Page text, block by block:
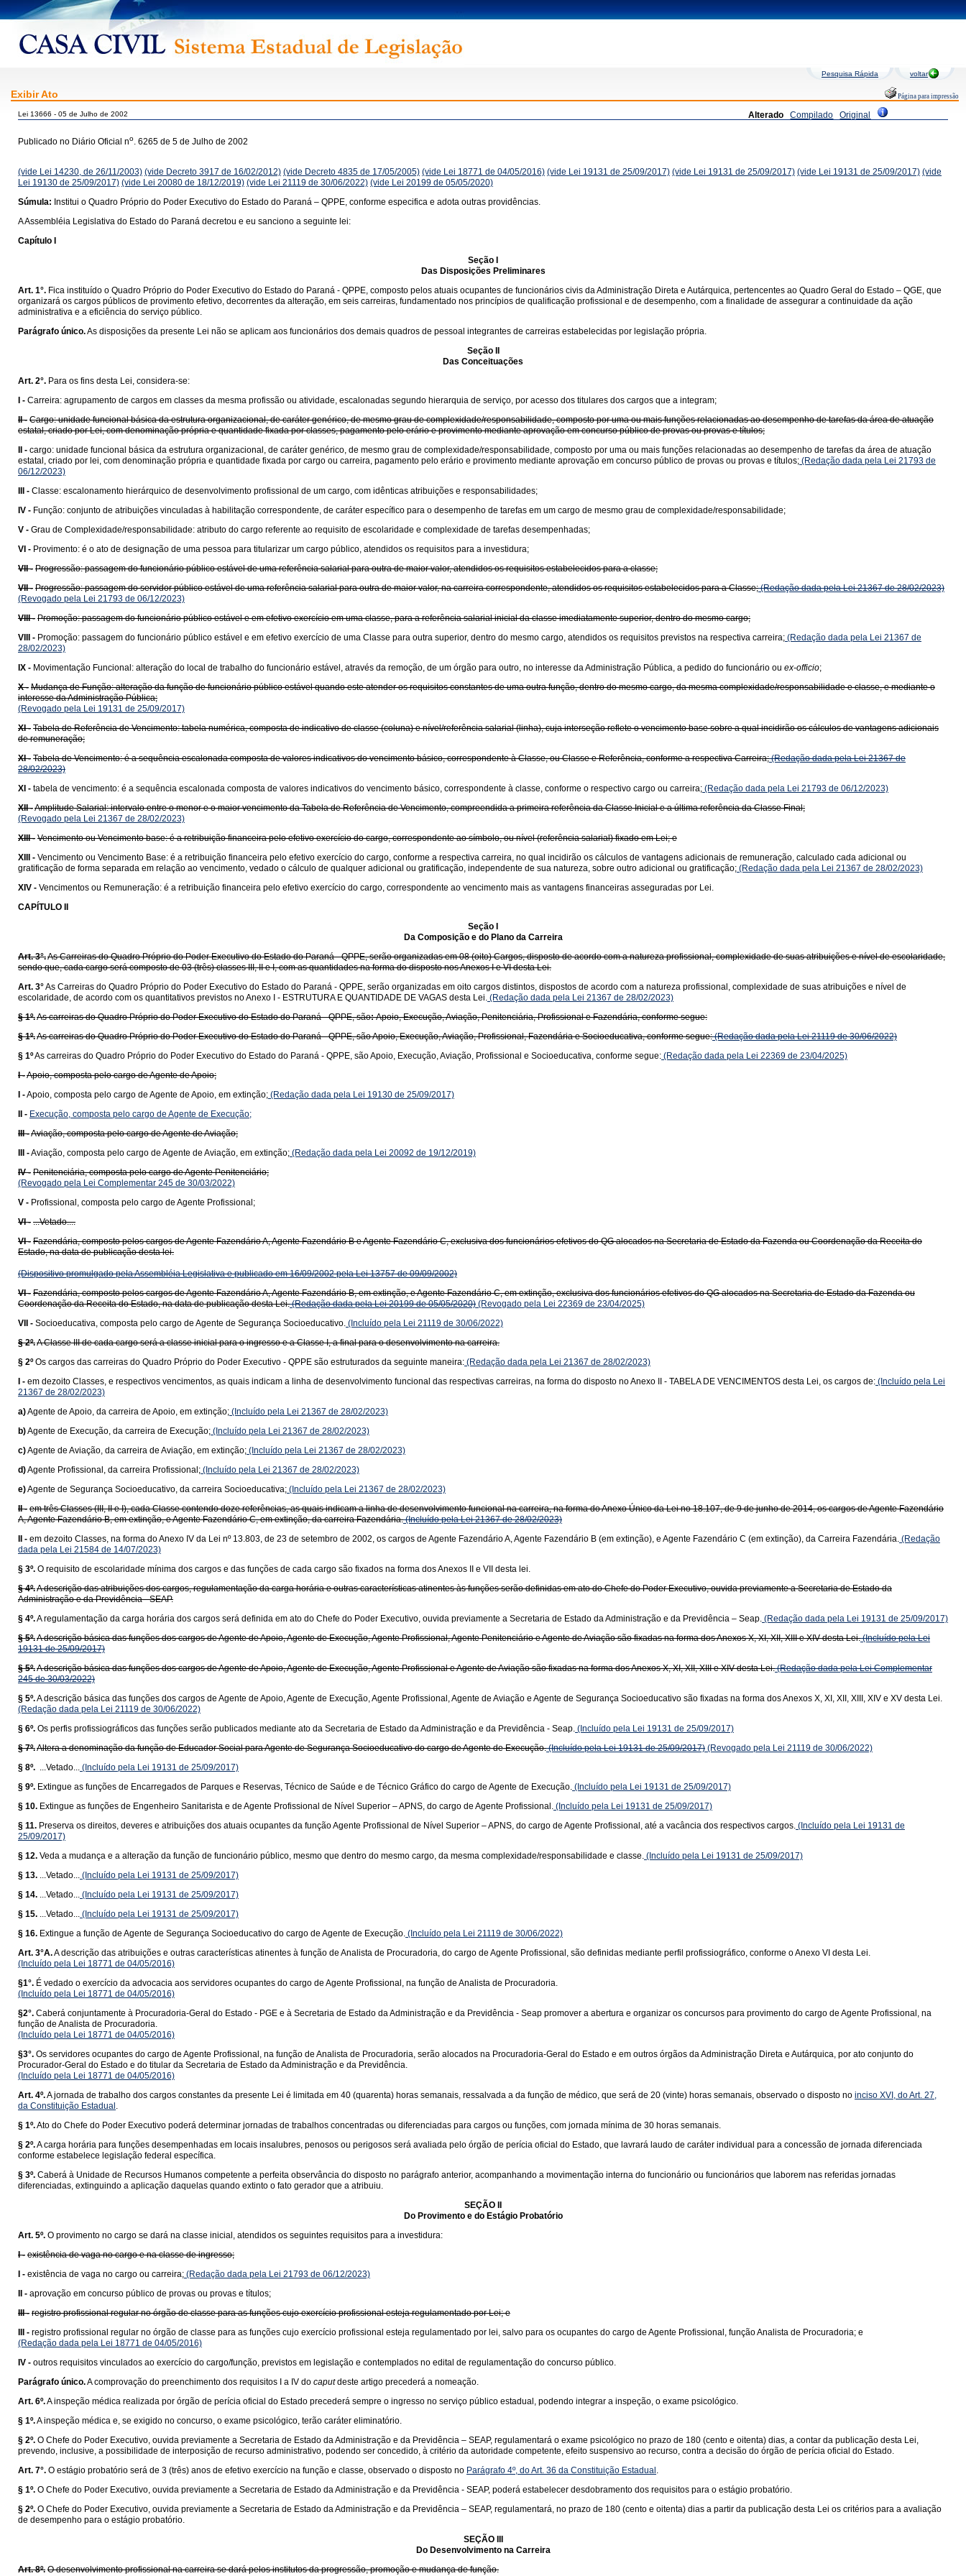
Pesquisa Rápida voltar
Exibir Ato Página para impressão
Alterado Compilado Original
Lei 13666 - 05 de Julho de 2002
Publicado no Diário Oficial no. 6265 de 5 de Julho de 2002
(vide Lei 14230, de 26/11/2003) (vide Decreto 3917 de 16/02/2012) (vide Decreto 4835 de 17/05/2005) (vide Lei 18771 de 04/05/2016) (vide Lei 19131 de 25/09/2017) (vide Lei 19131 de 25/09/2017) (vide Lei 19131 de 25/09/2017) (vide
Lei 19130 de 25/09/2017) (vide Lei 20080 de 18/12/2019) (vide Lei 21119 de 30/06/2022) (vide Lei 20199 de 05/05/2020)
Súmula: Institui o Quadro Próprio do Poder Executivo do Estado do Paraná – QPPE, conforme especifica e adota outras providências.
A Assembléia Legislativa do Estado do Paraná decretou e eu sanciono a seguinte lei:
Capítulo I
Seção I
Das Disposições Preliminares
Art. 1°. Fica instituído o Quadro Próprio do Poder Executivo do Estado do Paraná - QPPE, composto pelos atuais ocupantes de funcionários civis da Administração Direta e Autárquica, pertencentes ao Quadro Geral do Estado – QGE, que
organizará os cargos públicos de provimento efetivo, decorrentes da alteração, em seis carreiras, fundamentado nos princípios de qualificação profissional e de desempenho, com a finalidade de assegurar a continuidade da ação
administrativa e a eficiência do serviço público.
Parágrafo único.As disposições da presente Lei não se aplicam aos funcionários dos demais quadros de pessoal integrantes de carreiras estabelecidas por legislação própria.
Seção II
Das Conceituações
Art. 2°. Para os fins desta Lei, considera-se:
I - Carreira: agrupamento de cargos em classes da mesma profissão ou atividade, escalonadas segundo hierarquia de serviço, por acesso dos titulares dos cargos que a integram;
II - Cargo: unidade funcional básica da estrutura organizacional, de caráter genérico, de mesmo grau de complexidade/responsabilidade, composto por uma ou mais funções relacionadas ao desempenho de tarefas da área de atuação
estatal, criado por Lei, com denominação própria e quantidade fixada por classes, pagamento pelo erário e provimento mediante aprovação em concurso público de provas ou provas e títulos;
II - cargo: unidade funcional básica da estrutura organizacional, de caráter genérico, de mesmo grau de complexidade/responsabilidade, composto por uma ou mais funções relacionadas ao desempenho de tarefas da área de atuação
estatal, criado por lei, com denominação própria e quantidade fixada por cargo ou carreira, pagamento pelo erário e provimento mediante aprovação em concurso público de provas ou provas e títulos; (Redação dada pela Lei 21793 de
06/12/2023)
III - Classe: escalonamento hierárquico de desenvolvimento profissional de um cargo, com idênticas atribuições e responsabilidades;
IV - Função: conjunto de atribuições vinculadas à habilitação correspondente, de caráter específico para o desempenho de tarefas em um cargo de mesmo grau de complexidade/responsabilidade;
V - Grau de Complexidade/responsabilidade: atributo do cargo referente ao requisito de escolaridade e complexidade de tarefas desempenhadas;
VI - Provimento: é o ato de designação de uma pessoa para titularizar um cargo público, atendidos os requisitos para a investidura;
VII - Progressão: passagem do funcionário público estável de uma referência salarial para outra de maior valor, atendidos os requisitos estabelecidos para a classe;
VII - Progressão: passagem do servidor público estável de uma referência salarial para outra de maior valor, na carreira correspondente, atendidos os requisitos estabelecidos para a Classe;(Redação dada pela Lei 21367 de 28/02/2023)
(Revogado pela Lei 21793 de 06/12/2023)
VIII - Promoção: passagem do funcionário público estável e em efetivo exercício em uma classe, para a referência salarial inicial da classe imediatamente superior, dentro do mesmo cargo;
VIII - Promoção: passagem do funcionário público estável e em efetivo exercício de uma Classe para outra superior, dentro do mesmo cargo, atendidos os requisitos previstos na respectiva carreira; (Redação dada pela Lei 21367 de
28/02/2023)
IX - Movimentação Funcional: alteração do local de trabalho do funcionário estável, através da remoção, de um órgão para outro, no interesse da Administração Pública, a pedido do funcionário ou ex-officio;
X - Mudança de Função: alteração da função de funcionário público estável quando este atender os requisitos constantes de uma outra função, dentro do mesmo cargo, da mesma complexidade/responsabilidade e classe, e mediante o
interesse da Administração Pública;
(Revogado pela Lei 19131 de 25/09/2017)
XI - Tabela de Referência de Vencimento: tabela numérica, composta de indicativo de classe (coluna) e nível/referência salarial (linha), cuja interseção reflete o vencimento base sobre a qual incidirão os cálculos de vantagens adicionais
de remuneração;
XI - Tabela de Vencimento: é a sequência escalonada composta de valores indicativos do vencimento básico, correspondente à Classe, ou Classe e Referência, conforme a respectiva Carreira;(Redação dada pela Lei 21367 de
28/02/2023)
XI - tabela de vencimento: é a sequência escalonada composta de valores indicativos do vencimento básico, correspondente à classe, conforme o respectivo cargo ou carreira; (Redação dada pela Lei 21793 de 06/12/2023)
XII -Amplitude Salarial: intervalo entre o menor e o maior vencimento da Tabela de Referência de Vencimento, compreendida a primeira referência da Classe Inicial e a última referência da Classe Final;
(Revogado pela Lei 21367 de 28/02/2023)
XIII - Vencimento ou Vencimento base: é a retribuição financeira pelo efetivo exercício do cargo, correspondente ao símbolo, ou nível (referência salarial) fixado em Lei; e
XIII - Vencimento ou Vencimento Base: é a retribuição financeira pelo efetivo exercício do cargo, conforme a respectiva carreira, no qual incidirão os cálculos de vantagens adicionais de remuneração, calculado cada adicional ou
gratificação de forma separada em relação ao vencimento, vedado o cálculo de qualquer adicional ou gratificação, independente de sua natureza, sobre outro adicional ou gratificação; (Redação dada pela Lei 21367 de 28/02/2023)
XIV - Vencimentos ou Remuneração: é a retribuição financeira pelo efetivo exercício do cargo, correspondente ao vencimento mais as vantagens financeiras asseguradas por Lei.
CAPÍTULO II
Seção I
Da Composição e do Plano da Carreira
Art. 3°.As Carreiras do Quadro Próprio do Poder Executivo do Estado do Paraná - QPPE, serão organizadas em 08 (oito) Cargos, disposto de acordo com a natureza profissional, complexidade de suas atribuições e nível de escolaridade,
sendo que, cada cargo será composto de 03 (três) classes III, II e I, com as quantidades na forma do disposto nos Anexos I e VI desta Lei.
Art. 3°As Carreiras do Quadro Próprio do Poder Executivo do Estado do Paraná - QPPE, serão organizadas em oito cargos distintos, dispostos de acordo com a natureza profissional, complexidade de suas atribuições e nível de
escolaridade, de acordo com os quantitativos previstos no Anexo I - ESTRUTURA E QUANTIDADE DE VAGAS desta Lei. (Redação dada pela Lei 21367 de 28/02/2023)
§ 1º.As carreiras do Quadro Próprio do Poder Executivo do Estado do Paraná - QPPE, são:Apoio, Execução, Aviação, Penitenciária, Profissional e Fazendária, conforme segue:
§ 1º.As carreiras do Quadro Próprio do Poder Executivo do Estado do Paraná - QPPE, são Apoio, Execução, Aviação, Profissional, Fazendária e Socioeducativa, conforme segue:(Redação dada pela Lei 21119 de 30/06/2022)
§ 1ºAs carreiras do Quadro Próprio do Poder Executivo do Estado do Paraná - QPPE, são Apoio, Execução, Aviação, Profissional e Socioeducativa, conforme segue: (Redação dada pela Lei 22369 de 23/04/2025)
I -Apoio, composta pelo cargo de Agente de Apoio;
I -Apoio, composta pelo cargo de Agente de Apoio, em extinção; (Redação dada pela Lei 19130 de 25/09/2017)
II - Execução, composta pelo cargo de Agente de Execução;
III -Aviação, composta pelo cargo de Agente de Aviação;
III -Aviação, composta pelo cargo de Agente de Aviação, em extinção; (Redação dada pela Lei 20092 de 19/12/2019)
IV - Penitenciária, composta pelo cargo de Agente Penitenciário;
(Revogado pela Lei Complementar 245 de 30/03/2022)
V - Profissional, composta pelo cargo de Agente Profissional;
VI - ...Vetado....
VI - Fazendária, composto pelos cargos de Agente Fazendário A, Agente Fazendário B e Agente Fazendário C, exclusiva dos funcionários efetivos do QG alocados na Secretaria de Estado da Fazenda ou Coordenação da Receita do
Estado, na data de publicação desta lei.
(Dispositivo promulgado pela Assembléia Legislativa e publicado em 16/09/2002 pela Lei 13757 de 09/09/2002)
VI - Fazendária, composto pelos cargos de Agente Fazendário A, Agente Fazendário B, em extinção, e Agente Fazendário C, em extinção, exclusiva dos funcionários efetivos do QG alocados na Secretaria de Estado da Fazenda ou
Coordenação da Receita do Estado, na data de publicação desta Lei.(Redação dada pela Lei 20199 de 05/05/2020) (Revogado pela Lei 22369 de 23/04/2025)
VII - Socioeducativa, composta pelo cargo de Agente de Segurança Socioeducativo. (Incluído pela Lei 21119 de 30/06/2022)
§ 2º.A Classe III de cada cargo será a classe inicial para o ingresso e a Classe I, a final para o desenvolvimento na carreira.
§ 2º Os cargos das carreiras do Quadro Próprio do Poder Executivo - QPPE são estruturados da seguinte maneira: (Redação dada pela Lei 21367 de 28/02/2023)
I - em dezoito Classes, e respectivos vencimentos, as quais indicam a linha de desenvolvimento funcional das respectivas carreiras, na forma do disposto no Anexo II - TABELA DE VENCIMENTOS desta Lei, os cargos de: (Incluído pela Lei
21367 de 28/02/2023)
a)Agente de Apoio, da carreira de Apoio, em extinção; (Incluído pela Lei 21367 de 28/02/2023)
b)Agente de Execução, da carreira de Execução; (Incluído pela Lei 21367 de 28/02/2023)
c)Agente de Aviação, da carreira de Aviação, em extinção; (Incluído pela Lei 21367 de 28/02/2023)
d)Agente Profissional, da carreira Profissional; (Incluído pela Lei 21367 de 28/02/2023)
e)Agente de Segurança Socioeducativo, da carreira Socioeducativa; (Incluído pela Lei 21367 de 28/02/2023)
II - em três Classes (III, II e I), cada Classe contendo doze referências, as quais indicam a linha de desenvolvimento funcional na carreira, na forma do Anexo Único da Lei no 18.107, de 9 de junho de 2014, os cargos de Agente Fazendário
A, Agente Fazendário B, em extinção, e Agente Fazendário C, em extinção, da carreira Fazendária.(Incluído pela Lei 21367 de 28/02/2023)
II - em dezoito Classes, na forma do Anexo IV da Lei nº 13.803, de 23 de setembro de 2002, os cargos de Agente Fazendário A, Agente Fazendário B (em extinção), e Agente Fazendário C (em extinção), da Carreira Fazendária. (Redação
dada pela Lei 21584 de 14/07/2023)
§ 3º. O requisito de escolaridade mínima dos cargos e das funções de cada cargo são fixados na forma dos Anexos II e VII desta lei.
§ 4º.A descrição das atribuições dos cargos, regulamentação da carga horária e outras características atinentes às funções serão definidas em ato do Chefe do Poder Executivo, ouvida previamente a Secretaria de Estado da
Administração e da Previdência - SEAP.
§ 4º.A regulamentação da carga horária dos cargos será definida em ato do Chefe do Poder Executivo, ouvida previamente a Secretaria de Estado da Administração e da Previdência – Seap. (Redação dada pela Lei 19131 de 25/09/2017)
§ 5º.A descrição básica das funções dos cargos de Agente de Apoio, Agente de Execução, Agente Profissional, Agente Penitenciário e Agente de Aviação são fixadas na forma dos Anexos X, XI, XII, XIII e XIV desta Lei.(Incluído pela Lei
19131 de 25/09/2017)
§ 5º.A descrição básica das funções dos cargos de Agente de Apoio, Agente de Execução, Agente Profissional e Agente de Aviação são fixadas na forma dos Anexos X, XI, XII, XIII e XIV desta Lei.(Redação dada pela Lei Complementar
245 de 30/03/2022)
§ 5º.A descrição básica das funções dos cargos de Agente de Apoio, Agente de Execução, Agente Profissional, Agente de Aviação e Agente de Segurança Socioeducativo são fixadas na forma dos Anexos X, XI, XII, XIII, XIV e XV desta Lei.
(Redação dada pela Lei 21119 de 30/06/2022)
§ 6º. Os perfis profissiográficos das funções serão publicados mediante ato da Secretaria de Estado da Administração e da Previdência - Seap. (Incluído pela Lei 19131 de 25/09/2017)
§ 7º.Altera a denominação da função de Educador Social para Agente de Segurança Socioeducativo do cargo de Agente de Execução.(Incluído pela Lei 19131 de 25/09/2017) (Revogado pela Lei 21119 de 30/06/2022)
§ 8º. ...Vetado... (Incluído pela Lei 19131 de 25/09/2017)
§ 9º. Extingue as funções de Encarregados de Parques e Reservas, Técnico de Saúde e de Técnico Gráfico do cargo de Agente de Execução. (Incluído pela Lei 19131 de 25/09/2017)
§ 10. Extingue as funções de Engenheiro Sanitarista e de Agente Profissional de Nível Superior – APNS, do cargo de Agente Profissional. (Incluído pela Lei 19131 de 25/09/2017)
§ 11. Preserva os direitos, deveres e atribuições dos atuais ocupantes da função Agente Profissional de Nível Superior – APNS, do cargo de Agente Profissional, até a vacância dos respectivos cargos. (Incluído pela Lei 19131 de
25/09/2017)
§ 12. Veda a mudança e a alteração da função de funcionário público, mesmo que dentro do mesmo cargo, da mesma complexidade/responsabilidade e classe. (Incluído pela Lei 19131 de 25/09/2017)
§ 13. ...Vetado... (Incluído pela Lei 19131 de 25/09/2017)
§ 14. ...Vetado... (Incluído pela Lei 19131 de 25/09/2017)
§ 15. ...Vetado... (Incluído pela Lei 19131 de 25/09/2017)
§ 16. Extingue a função de Agente de Segurança Socioeducativo do cargo de Agente de Execução. (Incluído pela Lei 21119 de 30/06/2022)
Art. 3°A.A descrição das atribuições e outras características atinentes à função de Analista de Procuradoria, do cargo de Agente Profissional, são definidas mediante perfil profissiográfico, conforme o Anexo VI desta Lei.
(Incluído pela Lei 18771 de 04/05/2016)
§1°. É vedado o exercício da advocacia aos servidores ocupantes do cargo de Agente Profissional, na função de Analista de Procuradoria.
(Incluído pela Lei 18771 de 04/05/2016)
§2°. Caberá conjuntamente à Procuradoria-Geral do Estado - PGE e à Secretaria de Estado da Administração e da Previdência - Seap promover a abertura e organizar os concursos para provimento do cargo de Agente Profissional, na
função de Analista de Procuradoria.
(Incluído pela Lei 18771 de 04/05/2016)
§3°. Os servidores ocupantes do cargo de Agente Profissional, na função de Analista de Procuradoria, serão alocados na Procuradoria-Geral do Estado e em outros órgãos da Administração Direta e Autárquica, por ato conjunto do
Procurador-Geral do Estado e do titular da Secretaria de Estado da Administração e da Previdência.
(Incluído pela Lei 18771 de 04/05/2016)
Art. 4º.A jornada de trabalho dos cargos constantes da presente Lei é limitada em 40 (quarenta) horas semanais, ressalvada a da função de médico, que será de 20 (vinte) horas semanais, observado o disposto no inciso XVI, do Art. 27,
da Constituição Estadual .
§ 1º.Ato do Chefe do Poder Executivo poderá determinar jornadas de trabalhos concentradas ou diferenciadas para cargos ou funções, com jornada mínima de 30 horas semanais.
§ 2º.A carga horária para funções desempenhadas em locais insalubres, penosos ou perigosos será avaliada pelo órgão de perícia oficial do Estado, que lavrará laudo de caráter individual para a concessão de jornada diferenciada
conforme estabelece legislação federal específica.
§ 3º. Caberá à Unidade de Recursos Humanos competente a perfeita observância do disposto no parágrafo anterior, acompanhando a movimentação interna do funcionário ou funcionários que laborem nas referidas jornadas
diferenciadas, extinguindo a aplicação daquelas quando extinto o fato gerador que a atribuiu.
SEÇÃO II
Do Provimento e do Estágio Probatório
Art. 5º. O provimento no cargo se dará na classe inicial, atendidos os seguintes requisitos para a investidura:
I - existência de vaga no cargo e na classe de ingresso;
I - existência de vaga no cargo ou carreira; (Redação dada pela Lei 21793 de 06/12/2023)
II - aprovação em concurso público de provas ou provas e títulos;
III - registro profissional regular no órgão de classe para as funções cujo exercício profissional esteja regulamentado por Lei; e
III - registro profissional regular no órgão de classe para as funções cujo exercício profissional esteja regulamentado por lei, salvo para os ocupantes do cargo de Agente Profissional, função Analista de Procuradoria; e
(Redação dada pela Lei 18771 de 04/05/2016)
IV - outros requisitos vinculados ao exercício do cargo/função, previstos em legislação e contemplados no edital de regulamentação do concurso público.
Parágrafo único.A comprovação do preenchimento dos requisitos I a IV do caputdeste artigo precederá a nomeação.
Art. 6º.A inspeção médica realizada por órgão de perícia oficial do Estado precederá sempre o ingresso no serviço público estadual, podendo integrar a inspeção, o exame psicológico.
§ 1º.A inspeção médica e, se exigido no concurso, o exame psicológico, terão caráter eliminatório.
§ 2º. O Chefe do Poder Executivo, ouvida previamente a Secretaria de Estado da Administração e da Previdência – SEAP, regulamentará o exame psicológico no prazo de 180 (cento e oitenta) dias, a contar da publicação desta Lei,
prevendo, inclusive, a possibilidade de interposição de recurso administrativo, podendo ser concedido, à critério da autoridade competente, efeito suspensivo ao recurso, contra a decisão do órgão de perícia oficial do Estado.
Art. 7°. O estágio probatório será de 3 (três) anos de efetivo exercício na função e classe, observado o disposto no Parágrafo 4º, do Art. 36 da Constituição Estadual .
§ 1º. O Chefe do Poder Executivo, ouvida previamente a Secretaria de Estado da Administração e da Previdência - SEAP, poderá estabelecer desdobramento dos requisitos para o estágio probatório.
§ 2º. O Chefe do Poder Executivo, ouvida previamente a Secretaria de Estado da Administração e da Previdência – SEAP, regulamentará, no prazo de 180 (cento e oitenta) dias a partir da publicação desta Lei os critérios para a avaliação
de desempenho para o estágio probatório.
SEÇÃO III
Do Desenvolvimento na Carreira
Art. 8º. O desenvolvimento profissional na carreira se dará pelos institutos da progressão, promoção e mudança de função.